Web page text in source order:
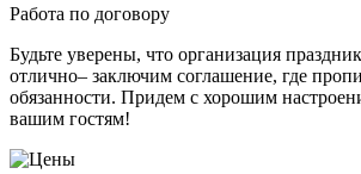
Работа по договору
Будьте уверены, что организация
отлично– заключим соглашение, где
обязанности. Придем с хорошим
вашим гостям!